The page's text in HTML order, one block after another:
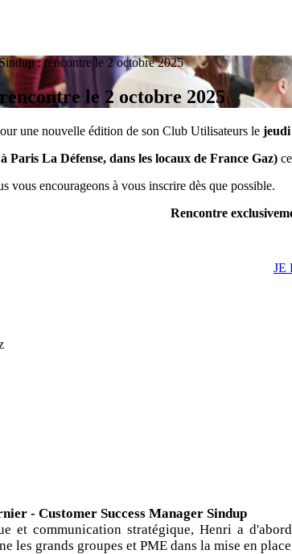
: rencontre le 2 octobre 2025
le 2 octobre 2025
une nouvelle édition de son Club Utilisateurs le jeudi
à Paris La Défense, dans les locaux de France Gaz)
vous encourageons à vous inscrire dès que possible.
Rencontre
JE
Garnier - Customer
et communication stratégique, Henri a
les grands groupes et PME dans la mise en